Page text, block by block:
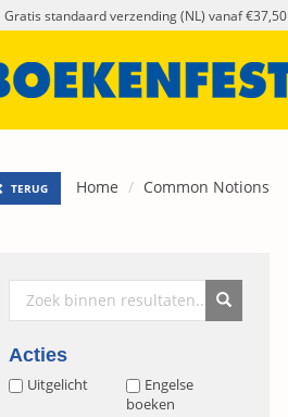
Gratis standaard verzending (NL) vanaf €37,50
TERUG Home Common Notions
Acties
Uitgelicht
Engelse
boeken